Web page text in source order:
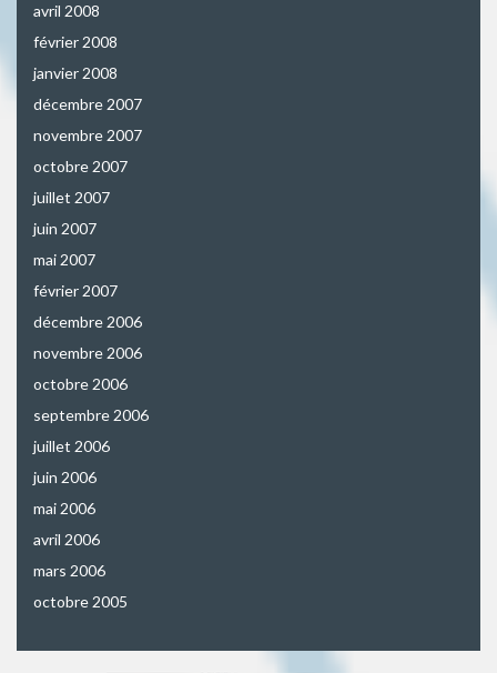
avril 2008
février 2008
janvier 2008
décembre 2007
novembre 2007
octobre 2007
juillet 2007
juin 2007
mai 2007
février 2007
décembre 2006
novembre 2006
octobre 2006
septembre 2006
juillet 2006
juin 2006
mai 2006
avril 2006
mars 2006
octobre 2005